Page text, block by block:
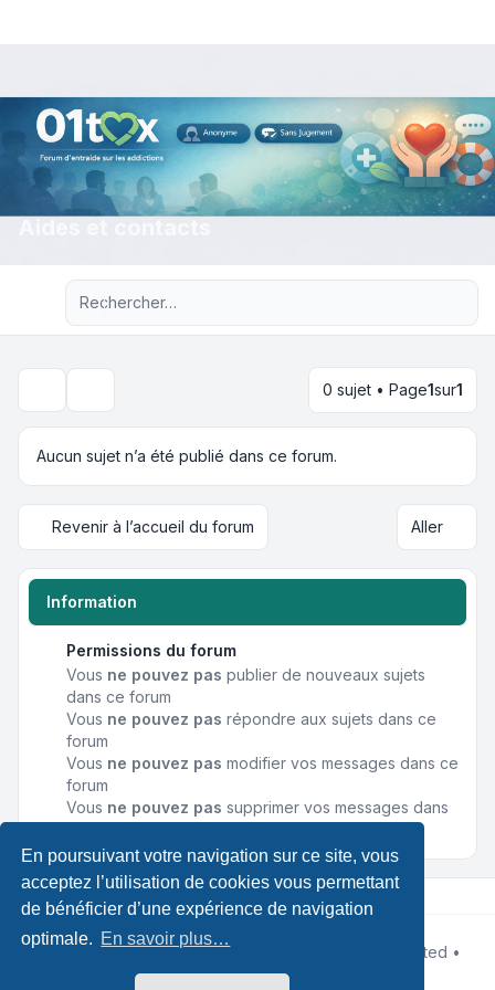
En poursuivant votre navigation sur ce site, vous
acceptez l’utilisation de cookies vous permettant
de bénéficier d’une expérience de navigation
optimale. En savoir plus…
Recherche avancée
0 sujet • Page1sur1
Aucun sujet n’a été publié dans ce forum.
Revenir à l’accueil du forum Aller
Information
Permissions du forum
Vous ne pouvez pas publier de nouveaux sujets
dans ce forum
Vous ne pouvez pas répondre aux sujets dans ce
forum
Vous ne pouvez pas modifier vos messages dans ce
forum
Vous ne pouvez pas supprimer vos messages dans
Développé parphpBB® Forum Software © phpBB Limited •
Leenoz